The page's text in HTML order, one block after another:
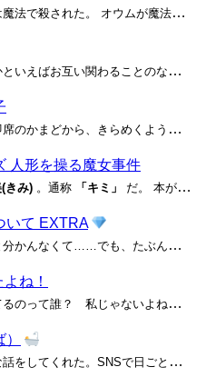
オウムは魔法で殺された。オウムは魔法で殺された。 オウムが魔法で殺された！ 外では何やら騒ぎになっているのですが、私には何を話しているのか分かりません。 鉄格子の向こうで緑色の煙が上がったかと思うと、色とりどりの綺麗なオウムが次々と地面に落ちていきます。オウムは音を真似する...
君島はサークルの後輩で、どちらかといえばお互い関わることのない――はっきり言うと苦手な――タイプだった。先輩後輩の隔てなく、そして男女の区別もなくしっかり媚びて、しっかり好かれて上手に生きる。一部の女子からは同じくらいしっかり嫌われているけど、陰口を叩かれるほどの悪事でもない。可...
砂利がちな河原に積み上げられた即席のかまどから、きらめくような火の粉と共に七色の炎が上がる。これが夜明け前の河川敷には似合わない奇妙な焚き火であることは、誰の目にも明らかだった。 よく乾いた細い薪で作られた祭壇の一番上にくべられているのは、混紡のサージ織で仕立てられたブレザーだ...
人形を操る魔女事件
きみ) 。通称 「キミ」 だ。 本が好きで、遊ぶことも好き、元気が取り柄の、ごく普通の四年生だ。 さて、町のあちこちで人形がひとりでに姿を消してしまった「消えた人形事件」...
いて EXTRA
「――あー、すみません。ちょっと分かんなくて……でも、たぶん面白いです！」 「どちらをお探しですか？ あ、催眠モノならこっちの箱にまとめてありますので」 上から「えらべる！同人誌詰め合わせセット」というラベルを貼った古い段ボール箱を差し出すと、大きなリュックを背負った黒いシャ...
ね！
あのさ、しずく。この写真に写ってるのって誰？ 私じゃないよね。見たことない人だけど、もしかして浮気してる？ ここのイルミネーション、昨日2人で行ったばっかりなのに。今日は別の女を連れて行ったんだね。そんなに気に入ったなら、私と行けばいいじゃん。今日クリスマスだよ？ なんで言ってく...
サヤは砂浜を歩きながらいろいろな話をしてくれた。SNSで日ごと入れ替わるトレンドニュースの話はあんまり面白くないけど、サヤが私に向かって話してるってだけで、二人で海辺を歩いているだけで楽しい。陸に向かって吹き付ける風はすこぶる強く、星空が映る水面では光がぐるぐるに混ざっていた。ご...